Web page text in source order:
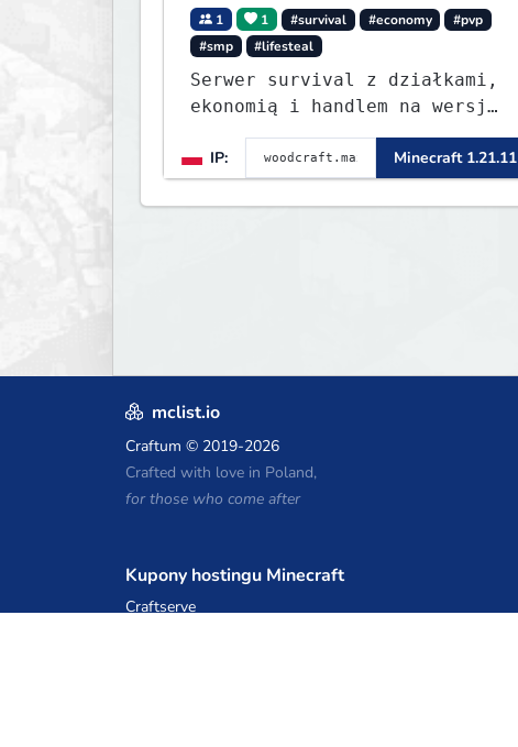
1 1 #survival #economy
#pvp
#smp
#lifesteal
Serwer survival z działkami,
ekonomią i handlem na wersję
IP:
Minecraft 1.21.11
mclist.io
Craftum © 2019-2026
Crafted with love in Poland,
for those who come after
Kupony hostingu Minecraft
Craftserve